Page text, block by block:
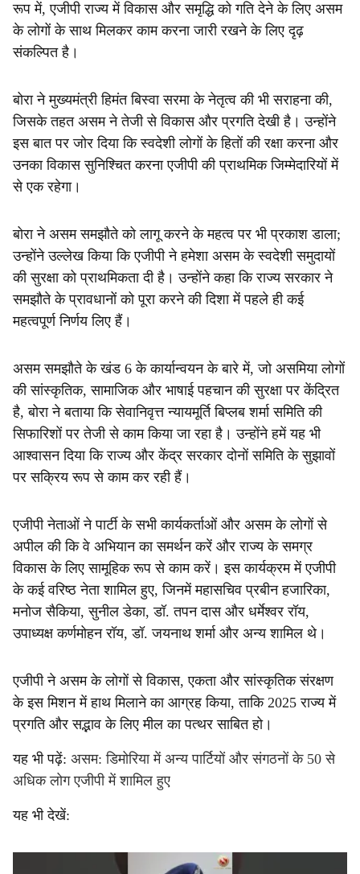
रूप में, एजीपी राज्य में विकास और समृद्धि को गति देने के लिए असम
के लोगों के साथ मिलकर काम करना जारी रखने के लिए दृढ़
संकल्पित है।
बोरा ने मुख्यमंत्री हिमंत बिस्वा सरमा के नेतृत्व की भी सराहना की,
जिसके तहत असम ने तेजी से विकास और प्रगति देखी है। उन्होंने
इस बात पर जोर दिया कि स्वदेशी लोगों के हितों की रक्षा करना और
उनका विकास सुनिश्चित करना एजीपी की प्राथमिक जिम्मेदारियों में
से एक रहेगा।
बोरा ने असम समझौते को लागू करने के महत्व पर भी प्रकाश डाला;
उन्होंने उल्लेख किया कि एजीपी ने हमेशा असम के स्वदेशी समुदायों
की सुरक्षा को प्राथमिकता दी है। उन्होंने कहा कि राज्य सरकार ने
समझौते के प्रावधानों को पूरा करने की दिशा में पहले ही कई
महत्वपूर्ण निर्णय लिए हैं।
असम समझौते के खंड 6 के कार्यान्वयन के बारे में, जो असमिया लोगों
की सांस्कृतिक, सामाजिक और भाषाई पहचान की सुरक्षा पर केंद्रित
है, बोरा ने बताया कि सेवानिवृत्त न्यायमूर्ति बिप्लब शर्मा समिति की
सिफारिशों पर तेजी से काम किया जा रहा है। उन्होंने हमें यह भी
आश्वासन दिया कि राज्य और केंद्र सरकार दोनों समिति के सुझावों
पर सक्रिय रूप से काम कर रही हैं।
एजीपी नेताओं ने पार्टी के सभी कार्यकर्ताओं और असम के लोगों से
अपील की कि वे अभियान का समर्थन करें और राज्य के समग्र
विकास के लिए सामूहिक रूप से काम करें। इस कार्यक्रम में एजीपी
के कई वरिष्ठ नेता शामिल हुए, जिनमें महासचिव प्रबीन हजारिका,
मनोज सैकिया, सुनील डेका, डॉ. तपन दास और धर्मेश्वर रॉय,
उपाध्यक्ष कर्णमोहन रॉय, डॉ. जयनाथ शर्मा और अन्य शामिल थे।
एजीपी ने असम के लोगों से विकास, एकता और सांस्कृतिक संरक्षण
के इस मिशन में हाथ मिलाने का आग्रह किया, ताकि 2025 राज्य में
प्रगति और सद्भाव के लिए मील का पत्थर साबित हो।
यह भी पढ़ें: असम: डिमोरिया में अन्य पार्टियों और संगठनों के 50 से
अधिक लोग एजीपी में शामिल हुए
यह भी देखें: